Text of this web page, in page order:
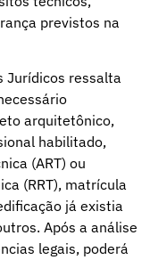
previstos na
Jurídicos ressalta
arquitetônico,
habilitado,
(ART) ou
(RRT), matrícula
já existia
Após a análise
legais, poderá